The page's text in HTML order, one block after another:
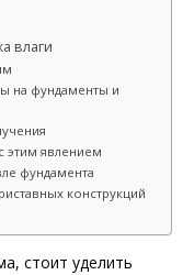
влаги
на фундаменты и
этим явлением
фундамента
конструкций
стоит уделить